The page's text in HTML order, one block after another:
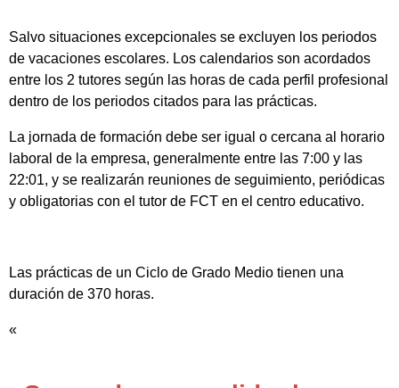
Salvo situaciones excepcionales se excluyen los periodos
de vacaciones escolares. Los calendarios son acordados
entre los 2 tutores según las horas de cada perfil profesional
dentro de los periodos citados para las prácticas.
La jornada de formación debe ser igual o cercana al horario
laboral de la empresa, generalmente entre las 7:00 y las
22:01, y se realizarán reuniones de seguimiento, periódicas
y obligatorias con el tutor de FCT en el centro educativo.
Las prácticas de un Ciclo de Grado Medio tienen una
duración de 370 horas.
«